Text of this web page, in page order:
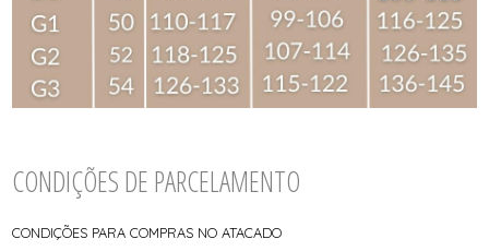
CONDIÇÕES DE PARCELAMENTO
CONDIÇÕES PARA COMPRAS NO ATACADO